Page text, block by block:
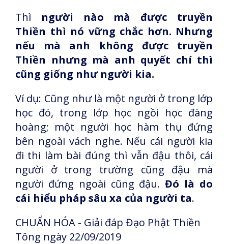
Thì người nào mà được truyền
Thiền thì nó vững chắc hơn. Nhưng
nếu mà anh không được truyền
Thiền nhưng mà anh quyết chí thì
cũng giống như người kia.
Ví dụ: Cũng như là một người ở trong lớp
học đó, trong lớp học ngồi học đàng
hoàng; một người học hàm thụ đứng
bên ngoài vách nghe. Nếu cái người kia
đi thi làm bài đúng thì vẫn đậu thôi, cái
người ở trong trường cũng đậu mà
người đứng ngoài cũng đậu.Đó là do
cái hiểu pháp sâu xa của người ta.
CHUẨN HÓA - Giải đáp Đạo Phật Thiền
Tông ngày 22/09/2019